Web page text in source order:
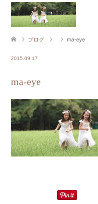
ブログ ma-eye
2015.09.17
ma-eye